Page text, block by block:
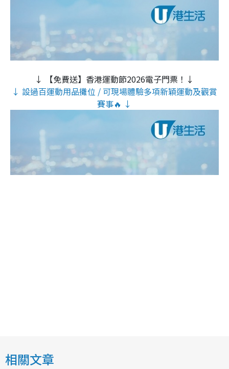
↓ 【免費送】香港運動節2026電子門票！↓
↓ 設過百運動用品攤位 / 可現場體驗多項新穎運動及觀賞
賽事🔥 ↓
相關文章